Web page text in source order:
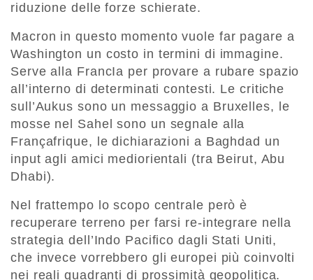
riduzione delle forze schierate.
Macron in questo momento vuole far pagare a
Washington un costo in termini di immagine.
Serve alla FrancIa per provare a rubare spazio
all’interno di determinati contesti. Le critiche
sull’Aukus sono un messaggio a Bruxelles, le
mosse nel Sahel sono un segnale alla
Françafrique, le dichiarazioni a Baghdad un
input agli amici mediorientali (tra Beirut, Abu
Dhabi).
Nel frattempo lo scopo centrale però è
recuperare terreno per farsi re-integrare nella
strategia dell’Indo Pacifico dagli Stati Uniti,
che invece vorrebbero gli europei più coinvolti
nei reali quadranti di prossimità geopolitica.